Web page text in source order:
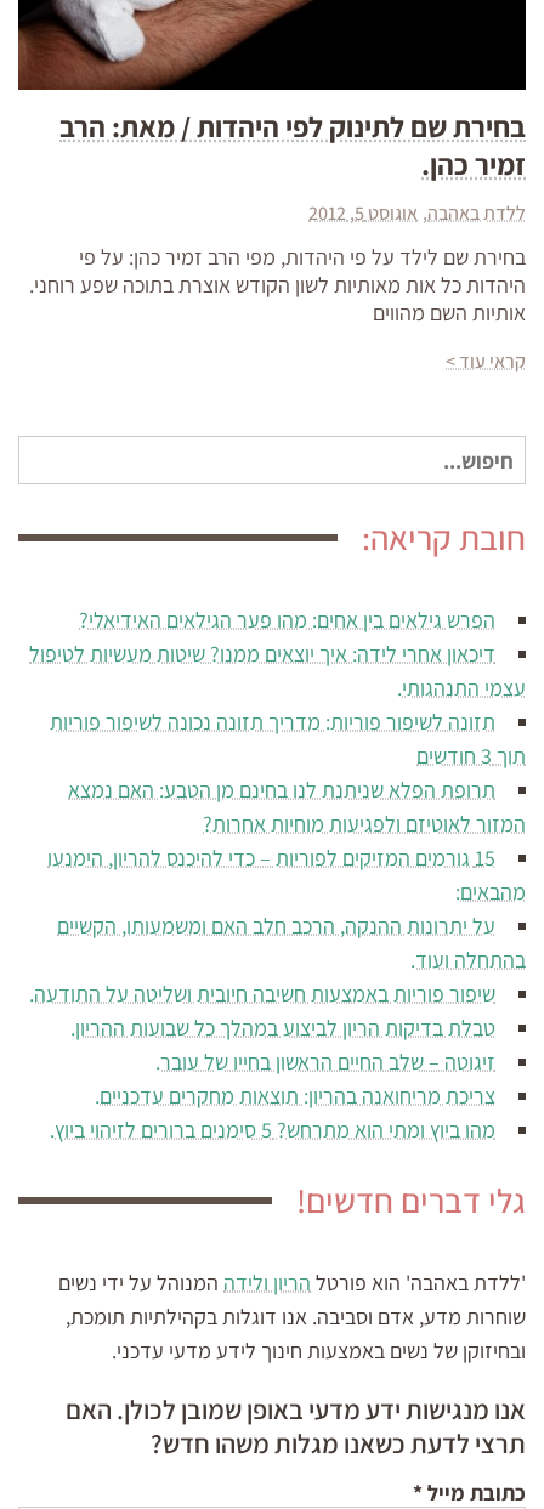
בחירת שם לתינוק לפי היהדות / מאת: הרב
זמיר כהן.
ללדת באהבה אוגוסט 5, 2012
בחירת שם לילד על פי היהדות, מפי הרב זמיר כהן: על פי
היהדות כל אות מאותיות לשון הקודש אוצרת בתוכה שפע רוחני.
אותיות השם מהווים
קראי עוד >
חיפוש
עבור:
חובת קריאה:
הפרש גילאים בין אחים: מהו פער הגילאים האידיאלי?
דיכאון אחרי לידה: איך יוצאים ממנו? שיטות מעשיות לטיפול
עצמי התנהגותי.
תזונה לשיפור פוריות: מדריך תזונה נכונה לשיפור פוריות
תוך 3 חודשים
תרופת הפלא שניתנת לנו בחינם מן הטבע: האם נמצא
המזור לאוטיזם ולפגיעות מוחיות אחרות?
15 גורמים המזיקים לפוריות – כדי להיכנס להריון, הימנעו
מהבאים:
על יתרונות ההנקה, הרכב חלב האם ומשמעותו, הקשיים
בהתחלה ועוד.
שיפור פוריות באמצעות חשיבה חיובית ושליטה על התודעה.
טבלת בדיקות הריון לביצוע במהלך כל שבועות ההריון.
זיגוטה – שלב החיים הראשון בחייו של עובר.
צריכת מריחואנה בהריון: תוצאות מחקרים עדכניים.
מהו ביוץ ומתי הוא מתרחש? 5 סימנים ברורים לזיהוי ביוץ.
גלי דברים חדשים!
'ללדת באהבה' הוא פורטל הריון ולידה המנוהל על ידי נשים
שוחרות מדע, אדם וסביבה. אנו דוגלות בקהילתיות תומכת,
ובחיזוקן של נשים באמצעות חינוך לידע מדעי עדכני.
אנו מנגישות ידע מדעי באופן שמובן לכולן. האם
תרצי לדעת כשאנו מגלות משהו חדש?
כתובת מייל*